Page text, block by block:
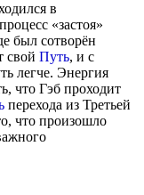
в
«застоя»
был сотворён
свой Путь, и с
легче. Энергия
что Гэб проходит
перехода из Третьей
что произошло